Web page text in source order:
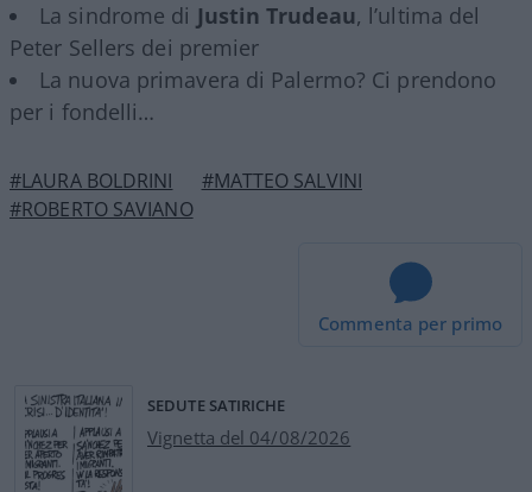
La sindrome di Justin Trudeau, l’ultima del
Peter Sellers dei premier
La nuova primavera di Palermo? Ci prendono
per i fondelli…
#LAURA BOLDRINI
#MATTEO SALVINI
#ROBERTO SAVIANO
Commenta per primo
SEDUTE SATIRICHE
Vignetta del 04/08/2026